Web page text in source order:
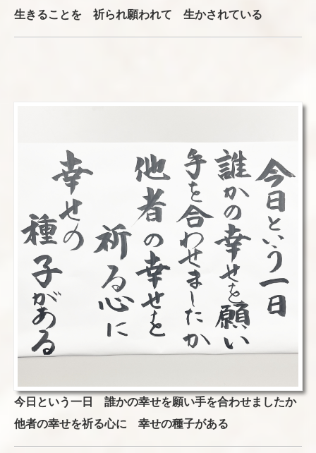
生きることを 祈られ願われて 生かされている
今日という一日 誰かの幸せを願い手を合わせましたか
他者の幸せを祈る心に 幸せの種子がある